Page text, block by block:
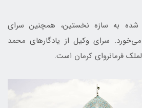
شده به سازه نخستین، همچنین سرای
سرای‌ وکیل از یادگارهای محمد
فرمانروای کرمان است.